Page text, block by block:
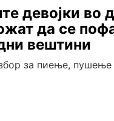
девојки во
да се
вештини
за пиење, пушење